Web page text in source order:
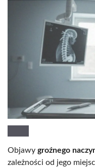
Objawy groźnego
zależności od jego